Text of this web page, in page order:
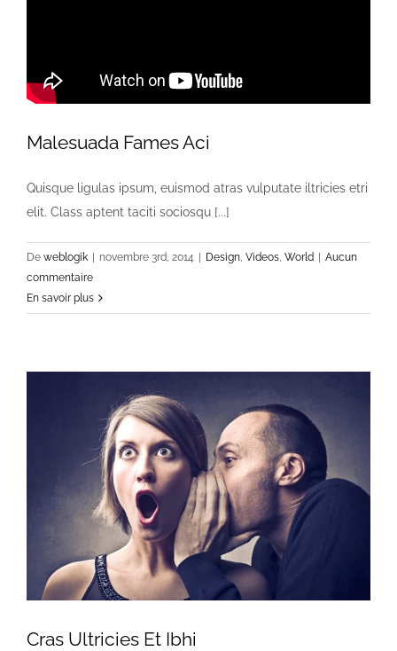
Malesuada Fames Aci
Quisque ligulas ipsum, euismod atras vulputate iltricies etri
elit. Class aptent taciti sociosqu [...]
De weblogik novembre 3rd, 2014 Design, Videos, World
Aucun
commentaire
En savoir plus
Cras Ultricies Et Ibhi